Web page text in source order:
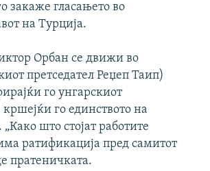
закаже гласањето во
на Турција.
Орбан се движи во
претседател Реџеп Таип)
го унгарскиот
го единството на
што стојат работите
ратификација пред самитот
пратеничката.